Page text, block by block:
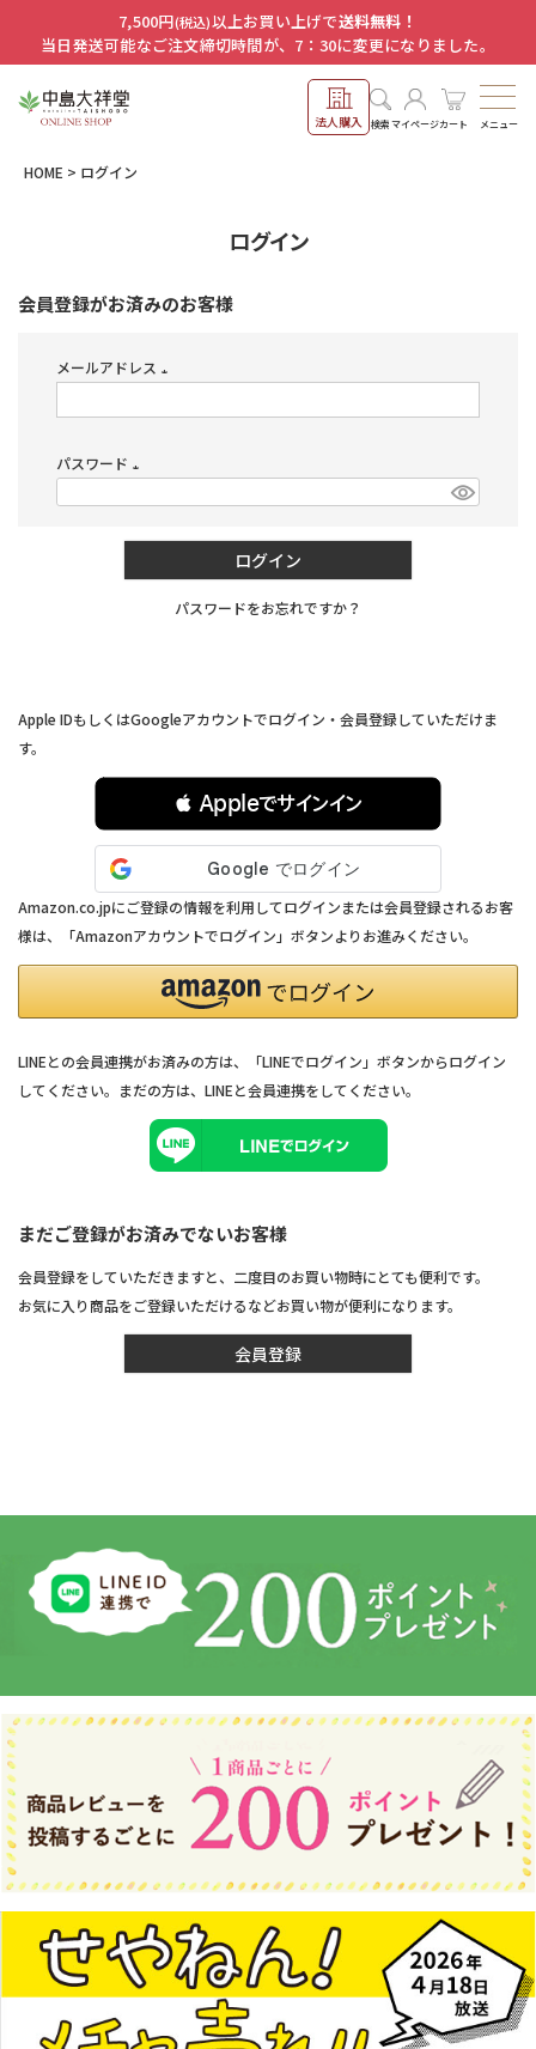
7,500円(税込)以上お買い上げで送料無料！
当日発送可能なご注文締切時間が、7：30に変更になりました。
法人購入 検索マイページカート メニュー
HOME ログイン
ログイン
会員登録がお済みのお客様
メールアドレス
パスワード
(必
ログイン
パスワードをお忘れですか？
Apple IDもしくはGoogleアカウントでログイン・会員登録していただけま
す。
 Appleでサインイン
Amazon.co.jpにご登録の情報を利用してログインまたは会員登録されるお客
様は、「Amazonアカウントでログイン」ボタンよりお進みください。
LINEとの会員連携がお済みの方は、「LINEでログイン」ボタンからログイン
してください。まだの方は、 LINEと会員連携をしてください。
まだご登録がお済みでないお客様
会員登録をしていただきますと、二度目のお買い物時にとても便利です。
お気に入り商品をご登録いただけるなどお買い物が便利になります。
会員登録